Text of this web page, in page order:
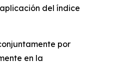
del índice
por
en la